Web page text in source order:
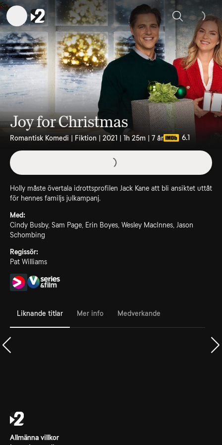
Sök
Joy for Christmas
Romantisk Komedi | Fiktion | 2021 | 1h 25m | 7 år 6.1
Holly måste övertala idrottsprofilen Jack Kane att bli ansiktet uttåt
för hennes familjs julkampanj.
Med:
Cindy Busby, Sam Page, Erin Boyes, Wesley MacInnes, Jason
Schombing
Regissör:
Pat Williams
Liknande titlar Mer info Medverkande
Allmänna villkor